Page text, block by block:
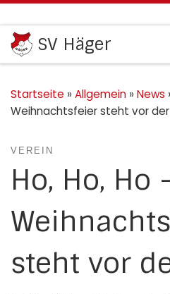
Zum Inhalt springen
SV Häger
Startseite » Allgemein » News
Weihnachtsfeier steht vor der
VEREIN
Ho, Ho, Ho
steht vor